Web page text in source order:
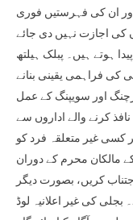
ان کی فہرستیں فوری
کی اجازت نہیں دی جائے
ہوتے ہیں۔ پبلک ہیلتھ
کی فراہمی یقینی بنانے
اور سویپنگ کے عمل
کرنے والے اداروں سے
کسی غیر متعلقہ فرد کو
مالکان محرم کے دوران
کریں، بصورت دیگر
کی غیر اعلانیہ لوڈ